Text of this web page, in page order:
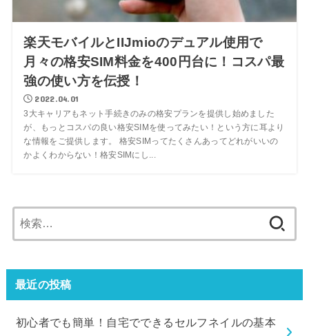
楽天モバイルとIIJmioのデュアル使用で
月々の格安SIM料金を400円台に！コスパ最
強の使い方を伝授！
2022.04.01
3大キャリアもネット手続きのみの格安プランを提供し始めました
が、もっとコスパの良い格安SIMを使ってみたい！という方に耳より
な情報をご提供します。 格安SIMってたくさんあってどれがいいの
かよくわからない！格安SIMにし...
最近の投稿
初心者でも簡単！自宅でできるセルフネイルの基本